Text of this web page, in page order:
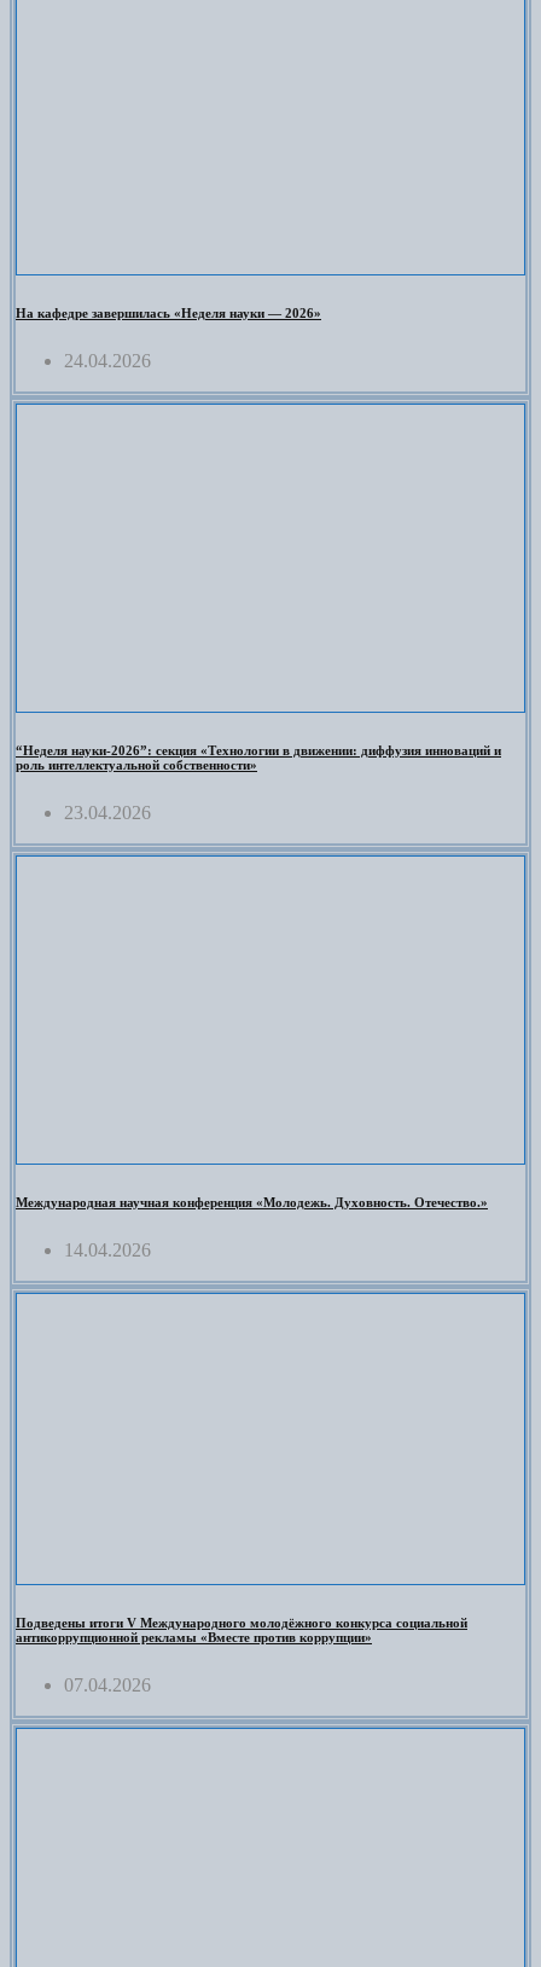
На кафедре завершилась «Неделя науки — 2026»
24.04.2026
“Неделя науки-2026”: секция «Технологии в движении: диффузия инноваций и
роль интеллектуальной собственности»
23.04.2026
Международная научная конференция «Молодежь. Духовность. Отечество.»
14.04.2026
Подведены итоги V Международного молодёжного конкурса социальной
антикоррупционной рекламы «Вместе против коррупции»
07.04.2026